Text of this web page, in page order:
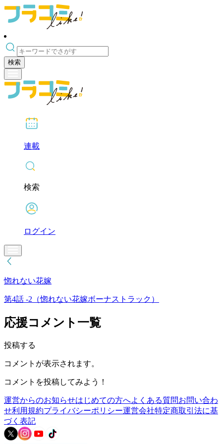
検索
連載
検索
ログイン
惚れない花嫁
第4話 -2（惚れない花嫁ボーナストラック）
応援コメント一覧
投稿する
コメントが表示されます。
コメントを投稿してみよう！
運営からのお知らせはじめての方へよくある質問お問い合わ
せ利用規約プライバシーポリシー運営会社特定商取引法に基
づく表記